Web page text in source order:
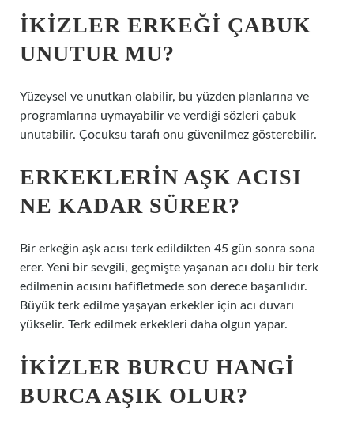
İKIZLER ERKEĞI ÇABUK
UNUTUR MU?
Yüzeysel ve unutkan olabilir, bu yüzden planlarına ve
programlarına uymayabilir ve verdiği sözleri çabuk
unutabilir. Çocuksu tarafı onu güvenilmez gösterebilir.
ERKEKLERIN AŞK ACISI
NE KADAR SÜRER?
Bir erkeğin aşk acısı terk edildikten 45 gün sonra sona
erer. Yeni bir sevgili, geçmişte yaşanan acı dolu bir terk
edilmenin acısını hafifletmede son derece başarılıdır.
Büyük terk edilme yaşayan erkekler için acı duvarı
yükselir. Terk edilmek erkekleri daha olgun yapar.
İKIZLER BURCU HANGI
BURCA AŞIK OLUR?